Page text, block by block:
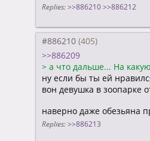
Replies: >>886210 >>886212
#886210
>>886209
> а что дальше... На
ну если бы ты ей
вон девушка в зоопарке
наверно даже обезьяна
Replies: >>886213